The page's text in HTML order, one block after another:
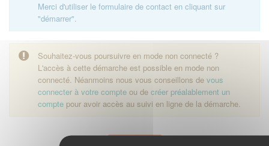
Merci d'utiliser le formulaire de contact en cliquant sur
"démarrer".
Souhaitez-vous poursuivre en mode non connecté ?
L'accès à cette démarche est possible en mode non
connecté. Néanmoins nous vous conseillons de vous
connecter à votre compte ou de créer préalablement un
compte pour avoir accès au suivi en ligne de la démarche.